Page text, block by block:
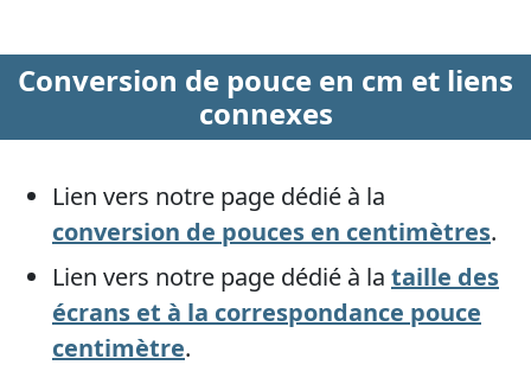
Conversion de pouce en cm et liens
connexes
Lien vers notre page dédié à la
conversion de pouces en centimètres.
Lien vers notre page dédié à la taille des
écrans et à la correspondance pouce
centimètre.